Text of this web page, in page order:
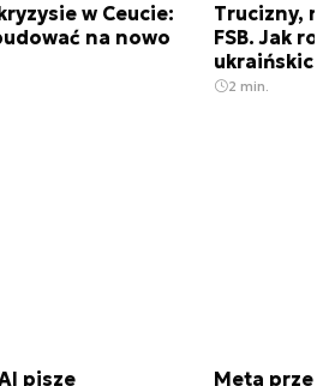
w Ceucie:
na nowo
Trucizny,
FSB. Jak
2 min.
pisze
Meta